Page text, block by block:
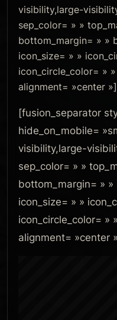
visibility,large-
sep_color= » »
bottom_margin= » »
icon_size= » »
icon_circle_color= »
alignment= »center
[fusion_separator
hide_on_mobile=
visibility,large-
sep_color= » »
bottom_margin= » »
icon_size= » »
icon_circle_color= »
alignment= »center